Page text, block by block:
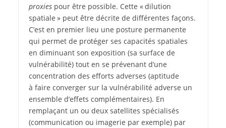
proxiespour être possible. Cette « dilution
spatiale » peut être décrite de différentes façons.
C’est en premier lieu une posture permanente
qui permet de protéger ses capacités spatiales
en diminuant son exposition (sa surface de
vulnérabilité) tout en se prévenant d’une
concentration des efforts adverses (aptitude
à faire converger sur la vulnérabilité adverse un
ensemble d’effets complémentaires). En
remplaçant un ou deux satellites spécialisés
(communication ou imagerie par exemple) par